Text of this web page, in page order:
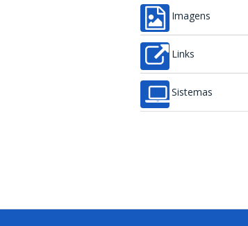
Imagens
Links
Sistemas